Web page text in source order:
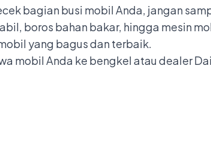
bagian busi mobil Anda, jangan
boros bahan bakar, hingga mesin
yang bagus dan terbaik.
mobil Anda ke bengkel atau dealer